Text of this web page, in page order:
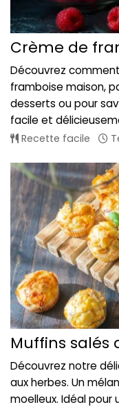
Crème de
Découvrez
framboise maison,
desserts ou pour
facile et
Recette facile
Muffins salés
Découvrez notre
aux herbes. Un
moelleux. Idéal pour